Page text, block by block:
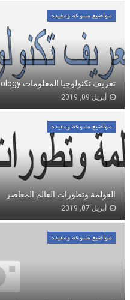
مواضيع متنوعة ومفيدة
تعريف تكنولوجيا المعلومات Information technology
أبريل 09, 2019
مواضيع متنوعة ومفيدة
العولمة وتطورات العالم المعاصر
أبريل 07, 2019
مواضيع متنوعة ومفيدة